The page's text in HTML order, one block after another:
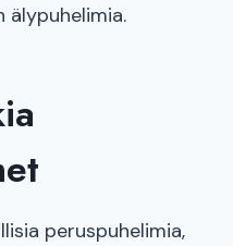
älypuhelimia.
peruspuhelimia,